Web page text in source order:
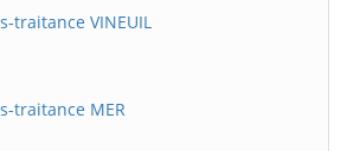
traitance VINEUIL
traitance MER